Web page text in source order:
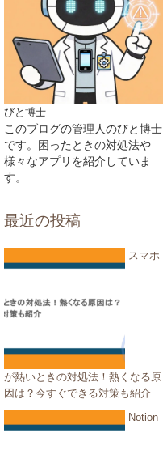
びと博士
このブログの管理人のびと博士
です。困ったときの対処法や
様々なアプリを紹介していま
す。
最近の投稿
スマホ
が熱いときの対処法！熱くなる原
因は？今すぐできる対策も紹介
Notion